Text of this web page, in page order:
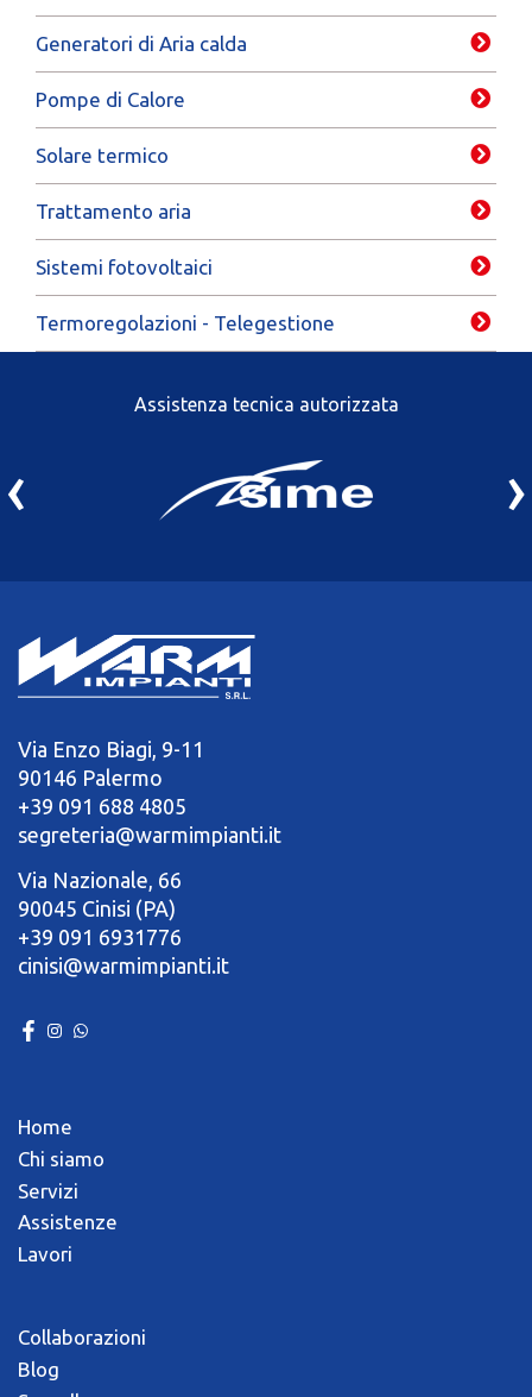
Generatori di Aria calda
Pompe di Calore
Solare termico
Trattamento aria
Sistemi fotovoltaici
Termoregolazioni - Telegestione
Assistenza tecnica autorizzata
‹ ›
Via Enzo Biagi, 9-11
90146 Palermo
+39 091 688 4805
segreteria@warmimpianti.it
Via Nazionale, 66
90045 Cinisi (PA)
+39 091 6931776
cinisi@warmimpianti.it
Home
Chi siamo
Servizi
Assistenze
Lavori
Collaborazioni
Blog